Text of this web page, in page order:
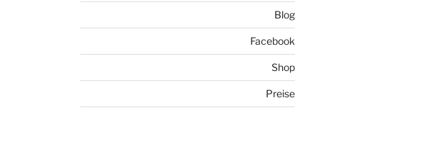
Blog
Facebook
Shop
Preise